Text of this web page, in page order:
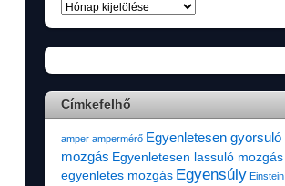
Archívum
Címkefelhő
amper ampermérő Egyenletesen gyorsuló
mozgás Egyenletesen lassuló mozgás
egyenletes mozgás Egyensúly Einstein